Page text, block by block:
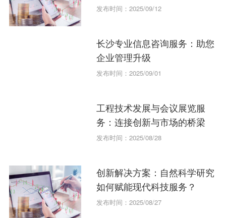
发布时间：2025/09/12
长沙专业信息咨询服务：助您
企业管理升级
发布时间：2025/09/01
工程技术发展与会议展览服
务：连接创新与市场的桥梁
发布时间：2025/08/28
创新解决方案：自然科学研究
如何赋能现代科技服务？
发布时间：2025/08/27